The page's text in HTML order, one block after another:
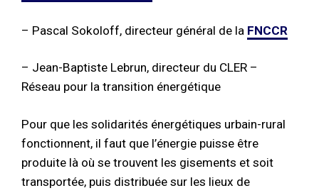
– Pascal Sokoloff, directeur général de la FNCCR
– Jean-Baptiste Lebrun, directeur du CLER –
Réseau pour la transition énergétique
Pour que les solidarités énergétiques urbain-rural
fonctionnent, il faut que l’énergie puisse être
produite là où se trouvent les gisements et soit
transportée, puis distribuée sur les lieux de